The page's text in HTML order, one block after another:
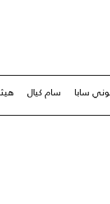
سابا سام كيال